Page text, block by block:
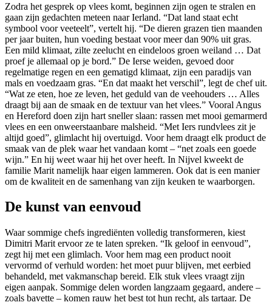
Zodra het gesprek op vlees komt, beginnen zijn ogen te stralen en
gaan zijn gedachten meteen naar Ierland. “Dat land staat echt
symbool voor veeteelt”, vertelt hij. “De dieren grazen tien maanden
per jaar buiten, hun voeding bestaat voor meer dan 90% uit gras.
Een mild klimaat, zilte zeelucht en eindeloos groen weiland … Dat
proef je allemaal op je bord.” De Ierse weiden, gevoed door
regelmatige regen en een gematigd klimaat, zijn een paradijs van
mals en voedzaam gras. “En dat maakt het verschil”, legt de chef uit.
“Wat ze eten, hoe ze leven, het geduld van de veehouders … Alles
draagt bij aan de smaak en de textuur van het vlees.” Vooral Angus
en Hereford doen zijn hart sneller slaan: rassen met mooi gemarmerd
vlees en een onweerstaanbare malsheid. “Met Iers rundvlees zit je
altijd goed”, glimlacht hij overtuigd. Voor hem draagt elk product de
smaak van de plek waar het vandaan komt – “net zoals een goede
wijn.” En hij weet waar hij het over heeft. In Nijvel kweekt de
familie Marit namelijk haar eigen lammeren. Ook dat is een manier
om de kwaliteit en de samenhang van zijn keuken te waarborgen.
De kunst van eenvoud
Waar sommige chefs ingrediënten volledig transformeren, kiest
Dimitri Marit ervoor ze te laten spreken. “Ik geloof in eenvoud”,
zegt hij met een glimlach. Voor hem mag een product nooit
vervormd of verhuld worden: het moet puur blijven, met eerbied
behandeld, met vakmanschap bereid. Elk stuk vlees vraagt zijn
eigen aanpak. Sommige delen worden langzaam gegaard, andere –
zoals bavette – komen rauw het best tot hun recht, als tartaar. De